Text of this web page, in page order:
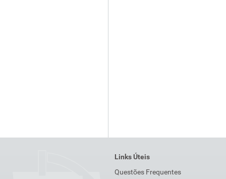
Links Úteis
Questões Frequentes